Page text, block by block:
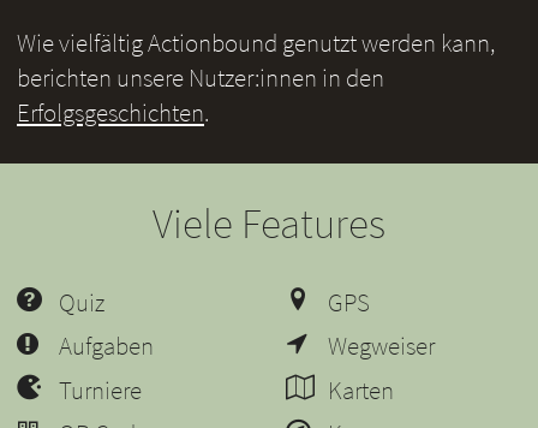
Wie vielfältig Actionbound genutzt werden kann,
berichten unsere Nutzer:innen in den
Erfolgsgeschichten.
Viele Features
Quiz
Aufgaben
Turniere
GPS
Wegweiser
Karten